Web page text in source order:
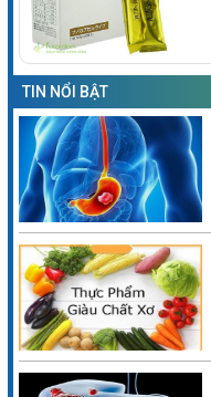
TIN NỔI BẬT